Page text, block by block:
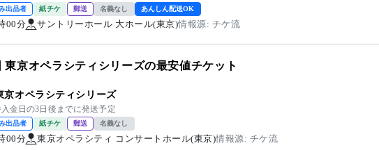
出品者 紙チケ 郵送 名義なし あんしん配送OK
00分 サントリーホール 大ホール(東京)情報源: チケ流
東京オペラシティシリーズの最安値チケット
京オペラシティシリーズ
金日の3日後までに発送予定
出品者 紙チケ 郵送 名義なし
00分 東京オペラシティ コンサートホール(東京)情報源: チケ流